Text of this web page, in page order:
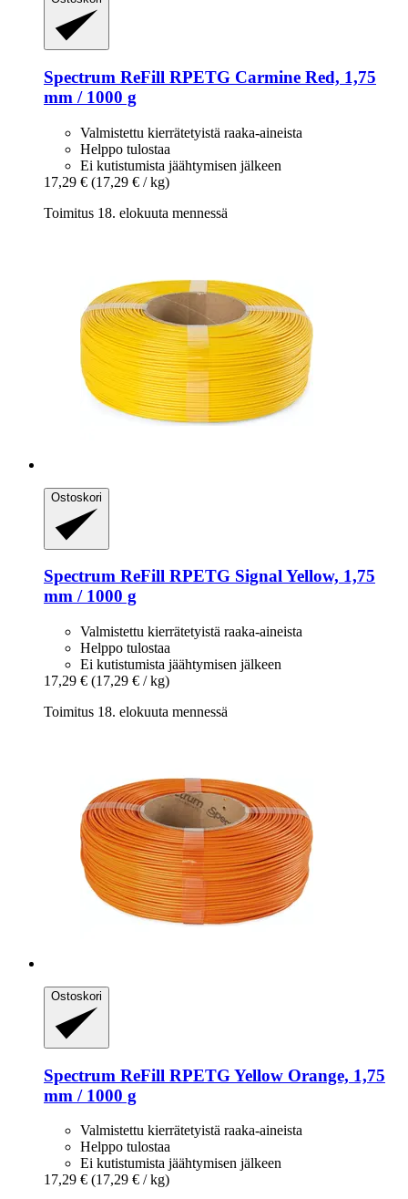
Spectrum ReFill RPETG Carmine Red, 1,75
mm / 1000 g
Valmistettu kierrätetyistä raaka-aineista
Helppo tulostaa
Ei kutistumista jäähtymisen jälkeen
17,29 € (17,29 € / kg)
Toimitus 18. elokuuta mennessä
Ostoskori
Spectrum ReFill RPETG Signal Yellow, 1,75
mm / 1000 g
Valmistettu kierrätetyistä raaka-aineista
Helppo tulostaa
Ei kutistumista jäähtymisen jälkeen
17,29 € (17,29 € / kg)
Toimitus 18. elokuuta mennessä
Ostoskori
Spectrum ReFill RPETG Yellow Orange, 1,75
mm / 1000 g
Valmistettu kierrätetyistä raaka-aineista
Helppo tulostaa
Ei kutistumista jäähtymisen jälkeen
17,29 € (17,29 € / kg)